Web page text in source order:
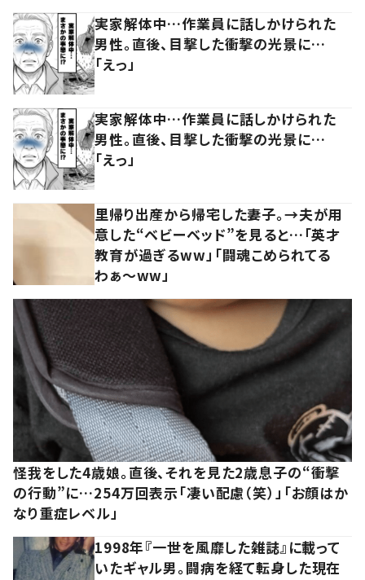
実家解体中…作業員に話しかけられた
男性。直後、目撃した衝撃の光景に…
「えっ」
実家解体中…作業員に話しかけられた
男性。直後、目撃した衝撃の光景に…
「えっ」
里帰り出産から帰宅した妻子。→夫が用
意した“ベビーベッド”を見ると…「英才
教育が過ぎるww」「闘魂こめられてる
わぁ～ww」
怪我をした4歳娘。直後、それを見た2歳息子の“衝撃
の行動”に…254万回表示「凄い配慮（笑）」「お顔はか
なり重症レベル」
1998年『一世を風靡した雑誌』に載って
いたギャル男。闘病を経て転身した現在